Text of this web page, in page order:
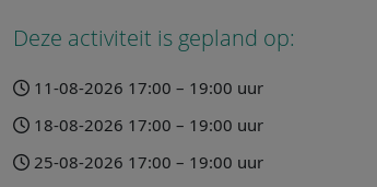
Deze activiteit is gepland op:
11-08-2026 17:00 – 19:00 uur
18-08-2026 17:00 – 19:00 uur
25-08-2026 17:00 – 19:00 uur